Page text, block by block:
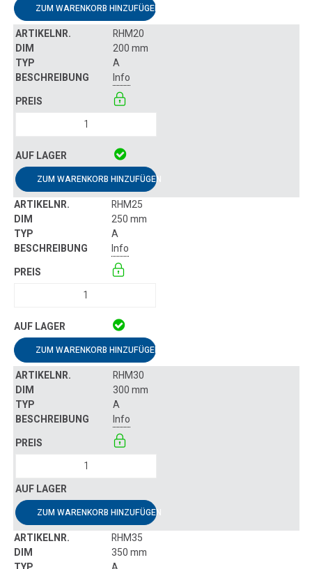
ZUM WARENKORB HINZUFÜGEN
RHM20
200 mm
A
Info
ZUM WARENKORB HINZUFÜGEN
RHM25
250 mm
A
Info
ZUM WARENKORB HINZUFÜGEN
RHM30
300 mm
A
Info
ZUM WARENKORB HINZUFÜGEN
RHM35
350 mm